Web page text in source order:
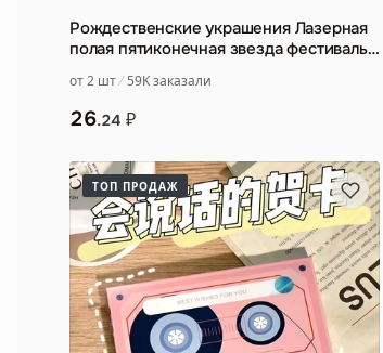
Рождественские украшения Лазерная
полая пятиконечная звезда фестиваль
от 2 шт 59K заказали
26.24 ₽
ТОП ПРОДАЖ